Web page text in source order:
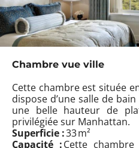
Chambre vue ville
Cette chambre est située
dispose d’une salle de
une belle hauteur de
privilégiée sur Manhattan.
Superficie :33 m²
Capacité :Cette